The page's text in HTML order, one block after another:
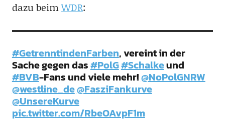
dazu beimWDR:
#GetrenntindenFarben, vereint in der
Sache gegen das#PolG#Schalkeund
#BVB-Fans und viele mehr!@NoPolGNRW
@westline_de@FasziFankurve
@UnsereKurve
pic.twitter.com/RbeOAvpF1m